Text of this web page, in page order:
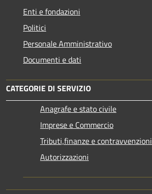
Enti e fondazioni
Politici
Personale Amministrativo
Documenti e dati
CATEGORIE DI SERVIZIO
Anagrafe e stato civile
Imprese e Commercio
Tributi,finanze e contravvenzioni
Autorizzazioni